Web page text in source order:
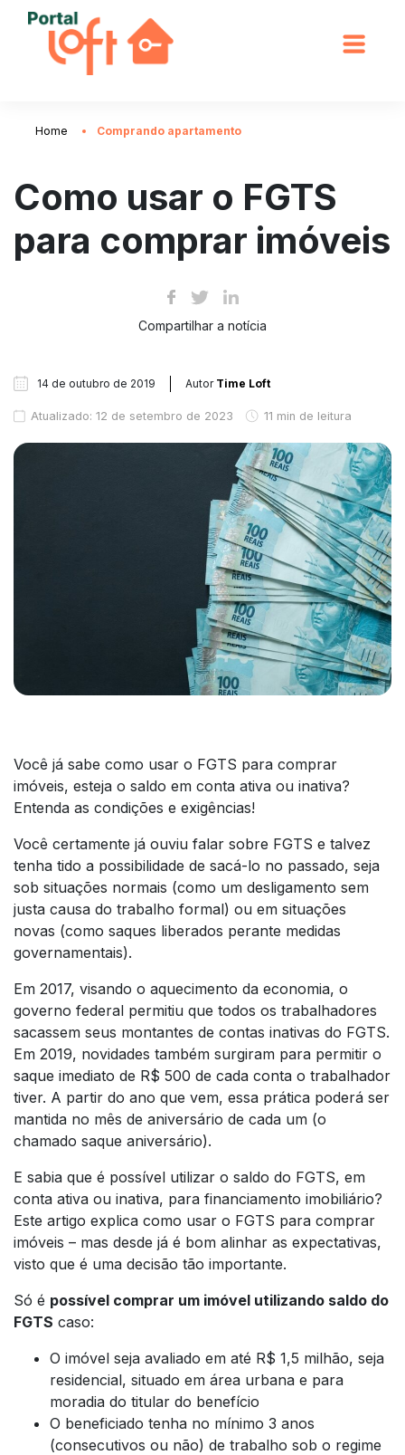
Home Comprando apartamento
Como usar o FGTS
para comprar imóveis
Compartilhar a notícia
14 de outubro de 2019 Autor Time Loft
Atualizado: 12 de setembro de 2023 11 min de leitura
Você já sabe como usar o FGTS para comprar
imóveis, esteja o saldo em conta ativa ou inativa?
Entenda as condições e exigências!
Você certamente já ouviu falar sobre FGTS e talvez
tenha tido a possibilidade de sacá-lo no passado, seja
sob situações normais (como um desligamento sem
justa causa do trabalho formal) ou em situações
novas (como saques liberados perante medidas
governamentais).
Em 2017, visando o aquecimento da economia, o
governo federal permitiu que todos os trabalhadores
sacassem seus montantes de contas inativas do FGTS.
Em 2019, novidades também surgiram para permitir o
saque imediato de R$ 500 de cada conta o trabalhador
tiver. A partir do ano que vem, essa prática poderá ser
mantida no mês de aniversário de cada um (o
chamado saque aniversário).
E sabia que é possível utilizar o saldo do FGTS, em
conta ativa ou inativa, para financiamento imobiliário?
Este artigo explica como usar o FGTS para comprar
imóveis – mas desde já é bom alinhar as expectativas,
visto que é uma decisão tão importante.
Só é possível comprar um imóvel utilizando saldo do
FGTS caso:
O imóvel seja avaliado em até R$ 1,5 milhão, seja
residencial, situado em área urbana e para
moradia do titular do benefício
O beneficiado tenha no mínimo 3 anos
(consecutivos ou não) de trabalho sob o regime